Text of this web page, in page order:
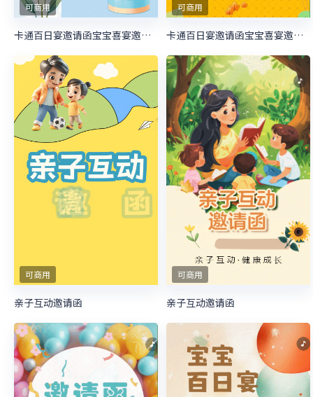
可商用
卡通百日宴邀请函宝宝喜宴邀请函生日邀请函
可商用
卡通百日宴邀请函宝宝喜宴邀请函生日邀请函
可商用
亲子互动邀请函
可商用
亲子互动邀请函